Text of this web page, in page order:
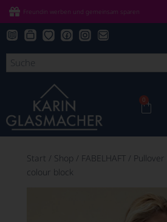
Freundin werben und gemeinsam sparen
0
Start / Shop / FABELHAFT /
colour block